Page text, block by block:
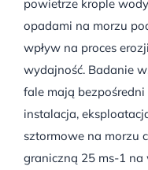
powietrze krople
opadami na morzu
wpływ na proces
wydajność. Badanie
fale mają
instalacja,
sztormowe na morzu
graniczną 25 ms-1 na